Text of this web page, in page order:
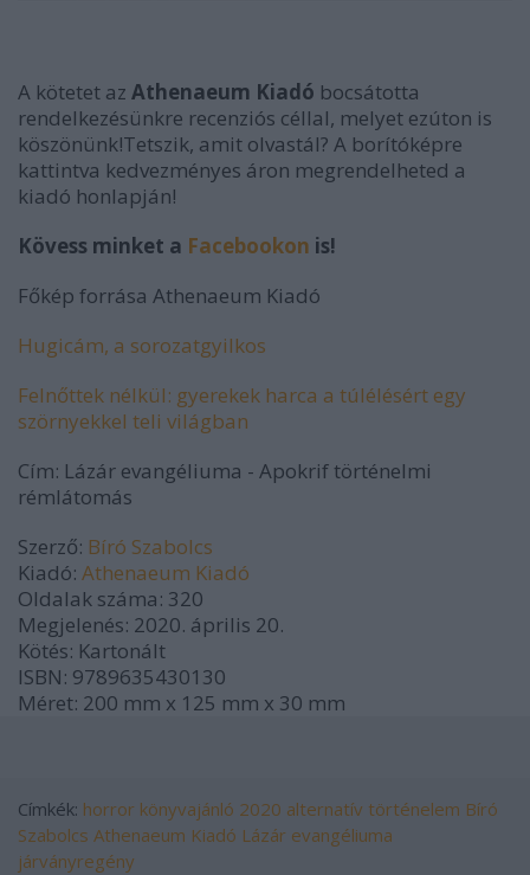
A kötetet az Athenaeum Kiadó bocsátotta
rendelkezésünkre recenziós céllal, melyet ezúton is
köszönünk!Tetszik, amit olvastál? A borítóképre
kattintva kedvezményes áron megrendelheted a
kiadó honlapján!
Kövess minket a Facebookon is!
Főkép forrása Athenaeum Kiadó
Hugicám, a sorozatgyilkos
Felnőttek nélkül: gyerekek harca a túlélésért egy
szörnyekkel teli világban
Cím: Lázár evangéliuma - Apokrif történelmi
rémlátomás
Szerző: Bíró Szabolcs
Kiadó: Athenaeum Kiadó
Oldalak száma: 320
Megjelenés: 2020. április 20.
Kötés: Kartonált
ISBN: 9789635430130
Méret: 200 mm x 125 mm x 30 mm
Címkék: horror könyvajánló 2020 alternatív történelem Bíró
Szabolcs Athenaeum Kiadó Lázár evangéliuma
járványregény